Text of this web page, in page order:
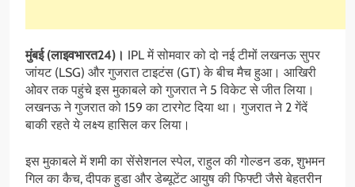
मुंबई (लाइवभारत24)। IPL में सोमवार को दो नई टीमों लखनऊ सुपर
जांयट (LSG) और गुजरात टाइटंस (GT) के बीच मैच हुआ। आखिरी
ओवर तक पहुंचे इस मुकाबले को गुजरात ने 5 विकेट से जीत लिया।
लखनऊ ने गुजरात को 159 का टारगेट दिया था। गुजरात ने 2 गेंदें
बाकी रहते ये लक्ष्य हासिल कर लिया।
इस मुकाबले में शमी का सेंसेशनल स्पेल, राहुल की गोल्डन डक, शुभमन
गिल का कैच, दीपक हुडा और डेब्यूटेंट आयुष की फिफ्टी जैसे बेहतरीन